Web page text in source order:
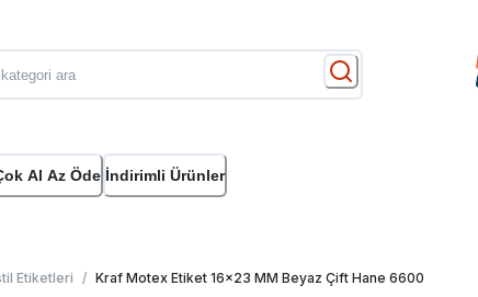
Al Az Öde İndirimli Ürünler
Etiketleri / Kraf Motex Etiket 16x23 MM Beyaz Çift Hane 6600